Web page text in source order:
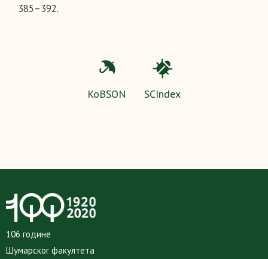
385–392.
KoBSON SCIndex
106 године
Шумарског факултета